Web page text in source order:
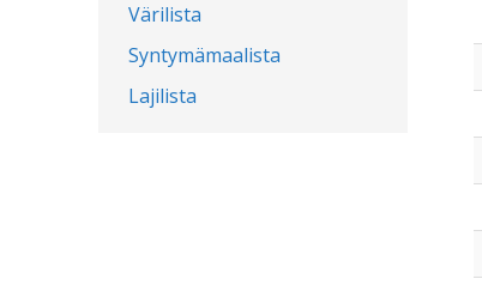
Värilista
Syntymämaalista
Lajilista